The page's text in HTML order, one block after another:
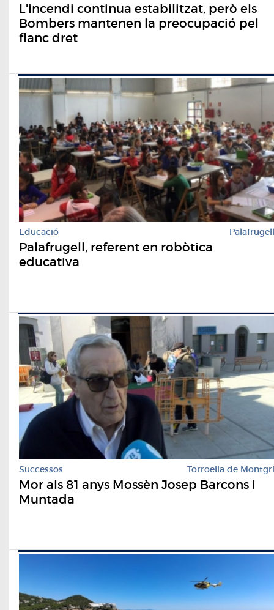
L'incendi continua estabilitzat, però els
Bombers mantenen la preocupació pel
flanc dret
Educació Palafrugell
Palafrugell, referent en robòtica
educativa
Successos Torroella de Montgrí
Mor als 81 anys Mossèn Josep Barcons i
Muntada